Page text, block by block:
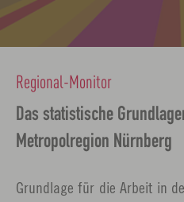
Das statistische
Metropolregion Nürnberg
Regional-Monitor
Grundlage für die Arbeit in